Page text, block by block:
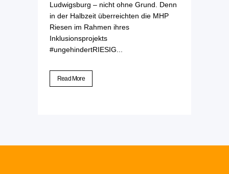
Ludwigsburg – nicht ohne Grund. Denn
in der Halbzeit überreichten die MHP
Riesen im Rahmen ihres
Inklusionsprojekts
#ungehindertRIESIG...
Read More